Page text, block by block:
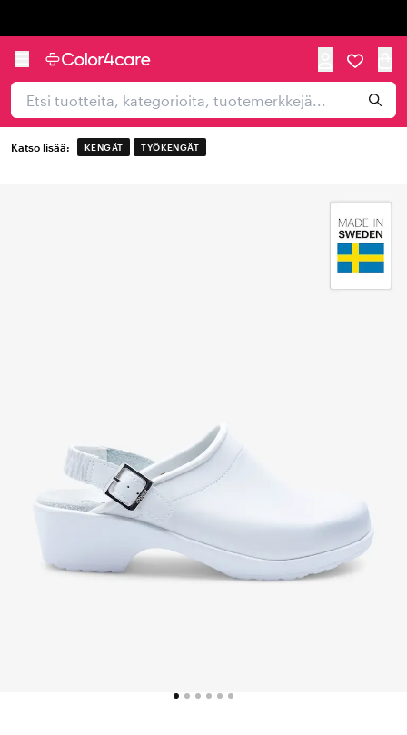
Katso lisää: KENGÄT TYÖKENGÄT